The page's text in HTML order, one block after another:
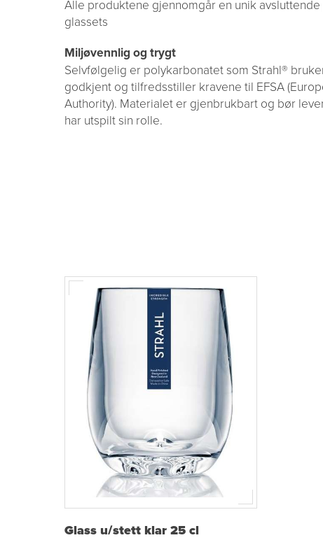
Alle produktene gjennomgår en unik
glassets
Miljøvennlig og trygt
Selvfølgelig er polykarbonatet som Strahl®
godkjent og tilfredsstiller kravene til EFSA
Authority). Materialet er gjenbrukbart og bør
har utspilt sin rolle.
Glass u/stett klar 25 cl